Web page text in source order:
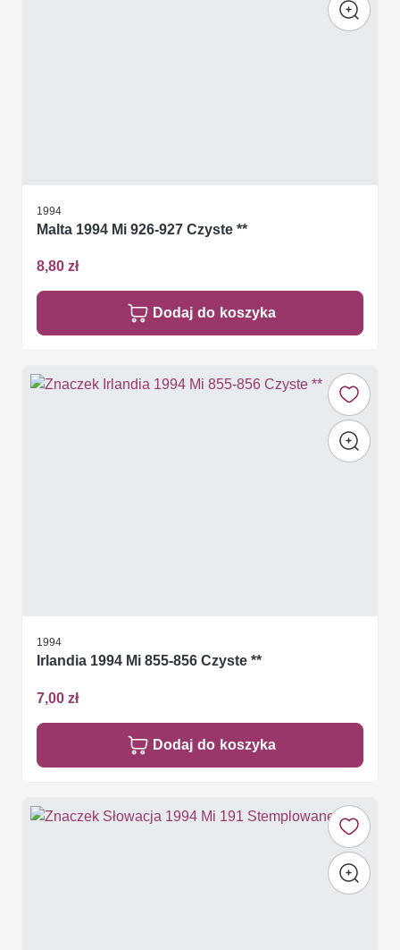
1994
Malta 1994 Mi 926-927 Czyste **
8,80 zł
Dodaj do koszyka
1994
Irlandia 1994 Mi 855-856 Czyste **
7,00 zł
Dodaj do koszyka